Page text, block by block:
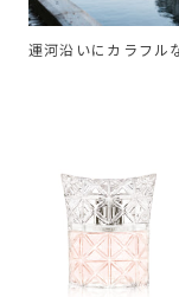
運河沿いにカラフル